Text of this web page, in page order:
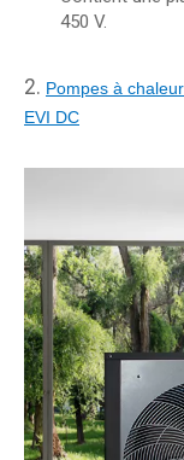
450 V.
2. Pompes à
EVI DC